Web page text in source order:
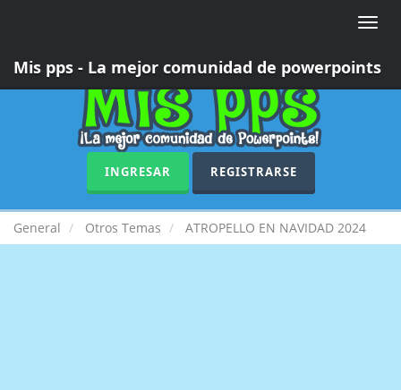
Toggle
Mis pps - La mejor comunidad de powerpoints
INGRESAR REGISTRARSE
General Otros Temas ATROPELLO EN NAVIDAD 2024